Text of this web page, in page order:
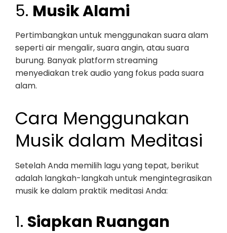
5. Musik Alami
Pertimbangkan untuk menggunakan suara alam
seperti air mengalir, suara angin, atau suara
burung. Banyak platform streaming
menyediakan trek audio yang fokus pada suara
alam.
Cara Menggunakan
Musik dalam Meditasi
Setelah Anda memilih lagu yang tepat, berikut
adalah langkah-langkah untuk mengintegrasikan
musik ke dalam praktik meditasi Anda:
1. Siapkan Ruangan